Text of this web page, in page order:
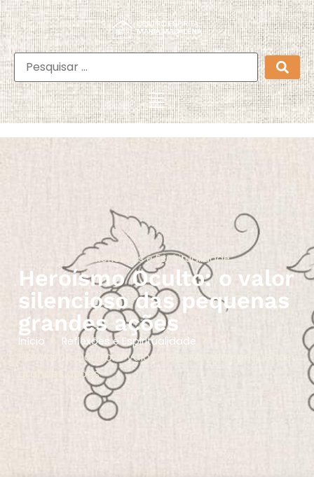
Reflexões e Espiritualidade
Heroísmo Oculto: o valor
silencioso das pequenas
grandes ações
Início Reflexões e Espiritualidade
Heroísmo Oculto: o valor silencioso das pequenas
grandes ações